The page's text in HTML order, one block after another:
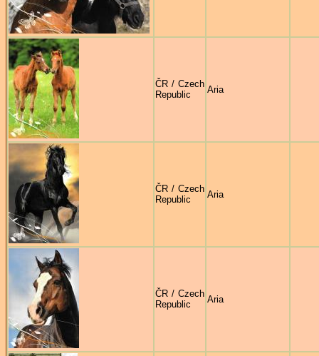
ČR / Czech
Republic
Aria
ČR / Czech
Republic
Aria
ČR / Czech
Republic
Aria